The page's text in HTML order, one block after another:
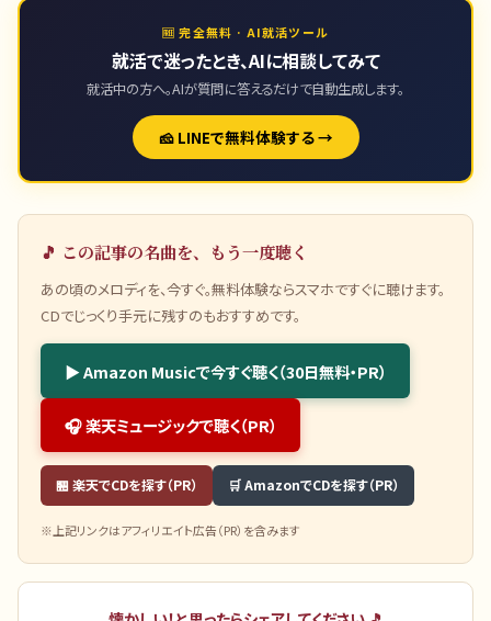
🆓 完全無料 · AI就活ツール
就活で迷ったとき、AIに相談してみて
就活中の方へ。AIが質問に答えるだけで自動生成します。
🧀 LINEで無料体験する →
🎵 この記事の名曲を、もう一度聴く
あの頃のメロディを、今すぐ。無料体験ならスマホですぐに聴けます。
CDでじっくり手元に残すのもおすすめです。
▶ Amazon Musicで今すぐ聴く（30日無料・PR）
🎧 楽天ミュージックで聴く（PR）
🏪 楽天でCDを探す（PR） 🛒 AmazonでCDを探す（PR）
※上記リンクはアフィリエイト広告（PR）を含みます